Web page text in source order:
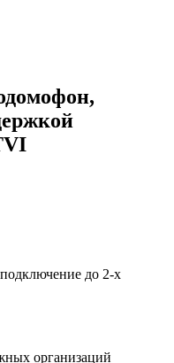
до 2-х
организаций